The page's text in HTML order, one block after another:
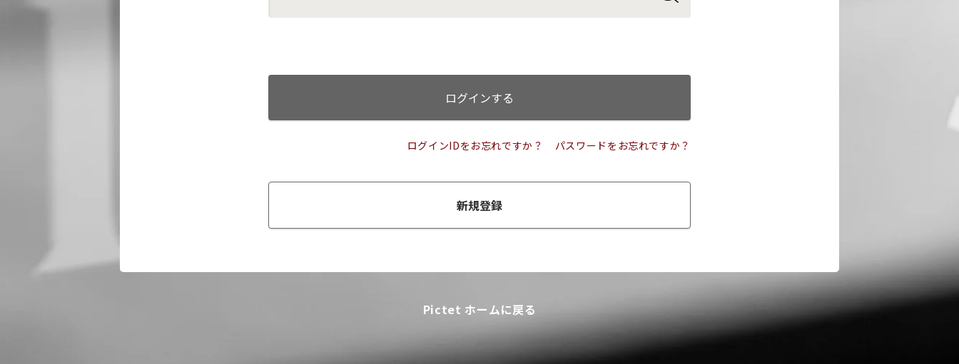
ログインする
ログインIDをお忘れですか？ パスワードをお忘れですか？
新規登録
Pictet ホームに戻る